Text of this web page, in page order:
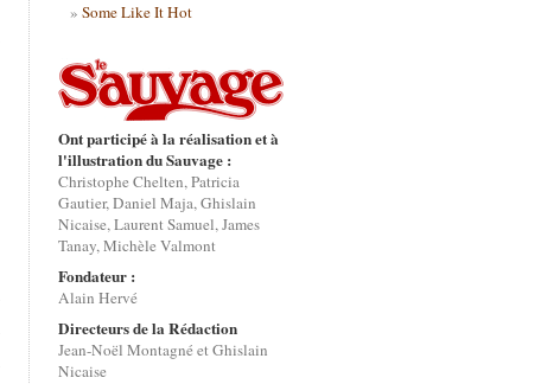
Some Like It Hot
Ont participé à la réalisation et à
l'illustration du Sauvage :
Christophe Chelten, Patricia
Gautier, Daniel Maja, Ghislain
Nicaise, Laurent Samuel, James
Tanay, Michèle Valmont
Fondateur :
Alain Hervé
Directeurs de la Rédaction
Jean-Noël Montagné et Ghislain
Nicaise